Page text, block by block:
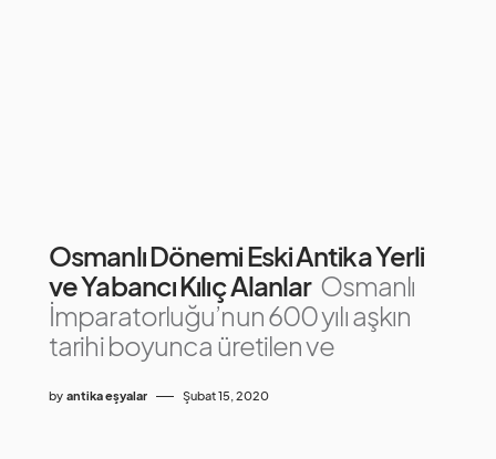
Osmanlı Dönemi Eski Antika Yerli
ve Yabancı Kılıç Alanlar Osmanlı
İmparatorluğu’nun 600 yılı aşkın
tarihi boyunca üretilen ve
by antika eşyalar Şubat 15, 2020